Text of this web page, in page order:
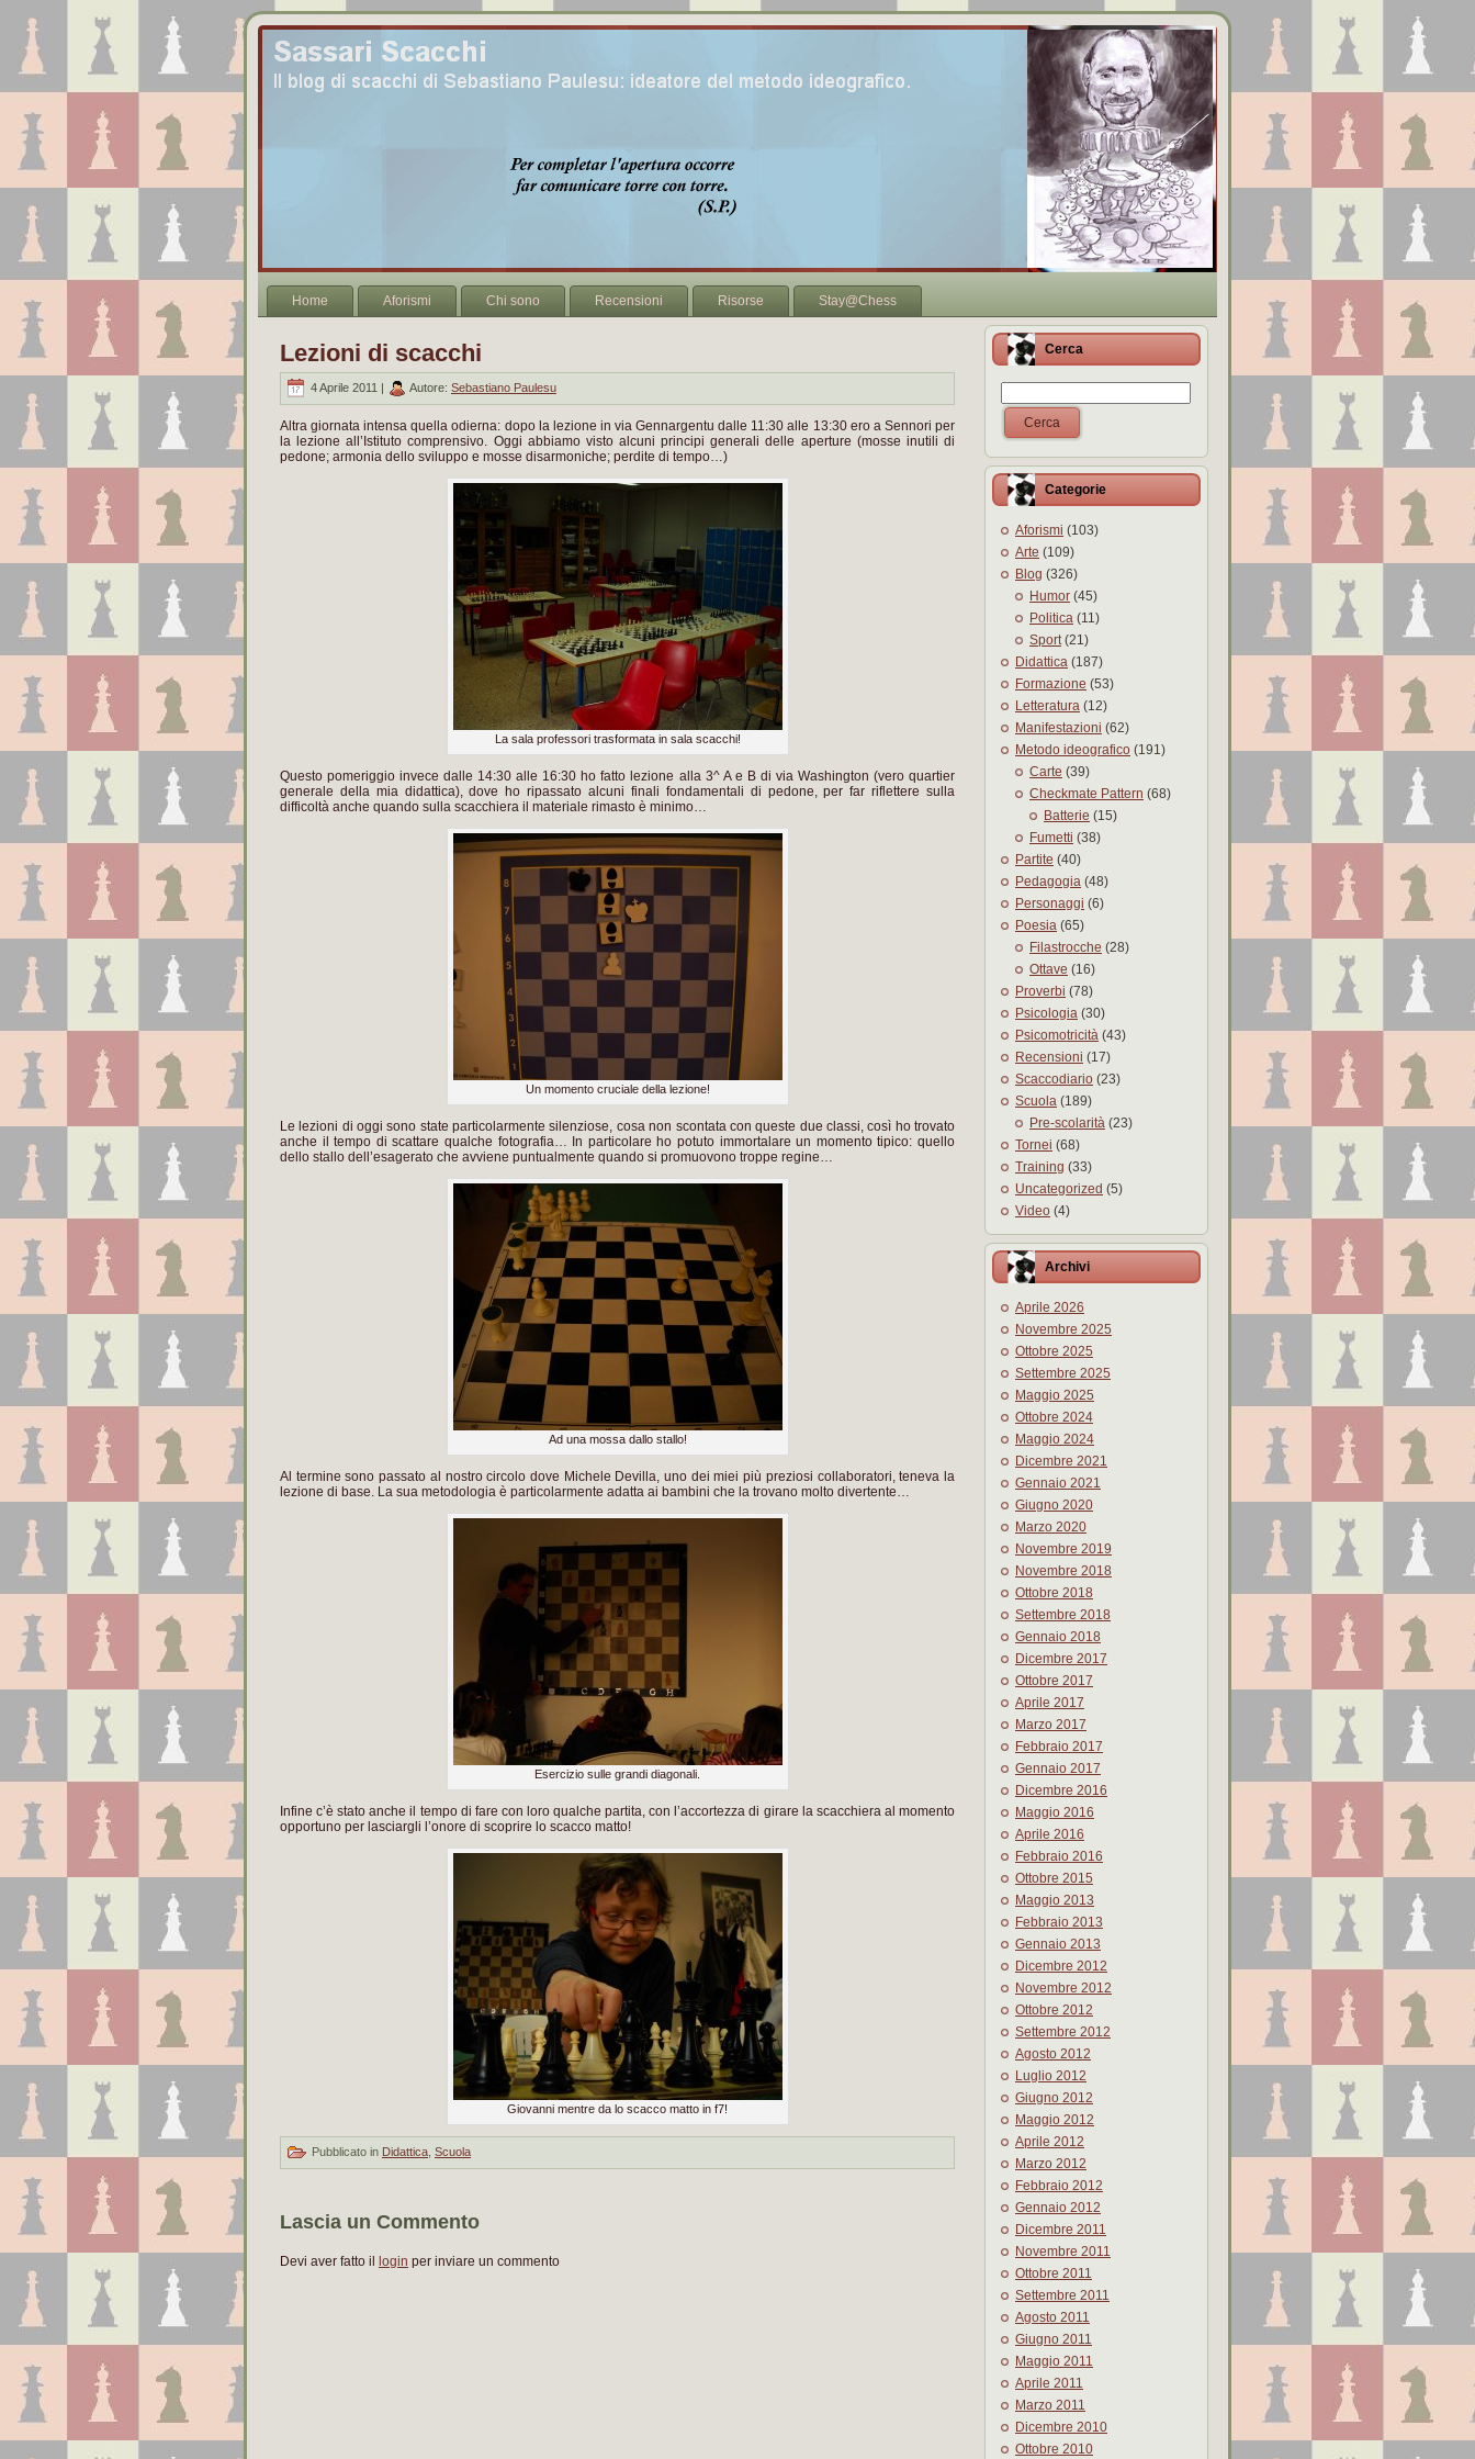
Home Aforismi Chi sono Recensioni Risorse Stay@Chess
Lezioni di scacchi
4 Aprile 2011 | Autore: Sebastiano Paulesu
Altra giornata intensa quella odierna: dopo la lezione in via Gennargentu dalle 11:30 alle 13:30 ero a Sennori per
la lezione all’Istituto comprensivo. Oggi abbiamo visto alcuni principi generali delle aperture (mosse inutili di
pedone; armonia dello sviluppo e mosse disarmoniche; perdite di tempo…)
La sala professori trasformata in sala scacchi!
Questo pomeriggio invece dalle 14:30 alle 16:30 ho fatto lezione alla 3^ A e B di via Washington (vero quartier
generale della mia didattica), dove ho ripassato alcuni finali fondamentali di pedone, per far riflettere sulla
difficoltà anche quando sulla scacchiera il materiale rimasto è minimo…
Un momento cruciale della lezione!
Le lezioni di oggi sono state particolarmente silenziose, cosa non scontata con queste due classi, così ho trovato
anche il tempo di scattare qualche fotografia… In particolare ho potuto immortalare un momento tipico: quello
dello stallo dell’esagerato che avviene puntualmente quando si promuovono troppe regine…
Ad una mossa dallo stallo!
Al termine sono passato al nostro circolo dove Michele Devilla, uno dei miei più preziosi collaboratori, teneva la
lezione di base. La sua metodologia è particolarmente adatta ai bambini che la trovano molto divertente…
Esercizio sulle grandi diagonali.
Infine c’è stato anche il tempo di fare con loro qualche partita, con l’accortezza di girare la scacchiera al momento
opportuno per lasciargli l’onore di scoprire lo scacco matto!
Giovanni mentre da lo scacco matto in f7!
Pubblicato in Didattica Scuola
Lascia un Commento
Devi aver fatto il login per inviare un commento
Cerca
Cerca
Categorie
Aforismi (103)
Arte (109)
Blog (326)
Humor (45)
Politica (11)
Sport(21)
Didattica (187)
Formazione (53)
Letteratura (12)
Manifestazioni (62)
Metodo ideografico (191)
Carte (39)
Checkmate Pattern (68)
Batterie (15)
Fumetti (38)
Partite (40)
Pedagogia (48)
Personaggi (6)
Poesia (65)
Filastrocche (28)
Ottave (16)
Proverbi (78)
Psicologia (30)
Psicomotricità (43)
Recensioni (17)
Scaccodiario (23)
Scuola (189)
Pre-scolarità (23)
Tornei (68)
Training (33)
Uncategorized (5)
Video (4)
Archivi
Aprile 2026
Novembre 2025
Ottobre 2025
Settembre 2025
Maggio 2025
Ottobre 2024
Maggio 2024
Dicembre 2021
Gennaio 2021
Giugno 2020
Marzo 2020
Novembre 2019
Novembre 2018
Ottobre 2018
Settembre 2018
Gennaio 2018
Dicembre 2017
Ottobre 2017
Aprile 2017
Marzo 2017
Febbraio 2017
Gennaio 2017
Dicembre 2016
Maggio 2016
Aprile 2016
Febbraio 2016
Ottobre 2015
Maggio 2013
Febbraio 2013
Gennaio 2013
Dicembre 2012
Novembre 2012
Ottobre 2012
Settembre 2012
Agosto 2012
Luglio 2012
Giugno 2012
Maggio 2012
Aprile 2012
Marzo 2012
Febbraio 2012
Gennaio 2012
Dicembre 2011
Novembre 2011
Ottobre 2011
Settembre 2011
Agosto 2011
Giugno 2011
Maggio 2011
Aprile 2011
Marzo 2011
Dicembre 2010
Ottobre 2010